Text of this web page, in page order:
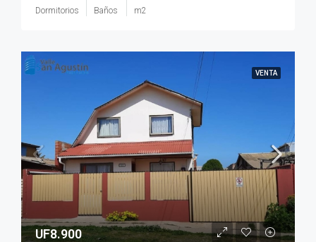
Dormitorios Baños m2
VENTA
UF8.900